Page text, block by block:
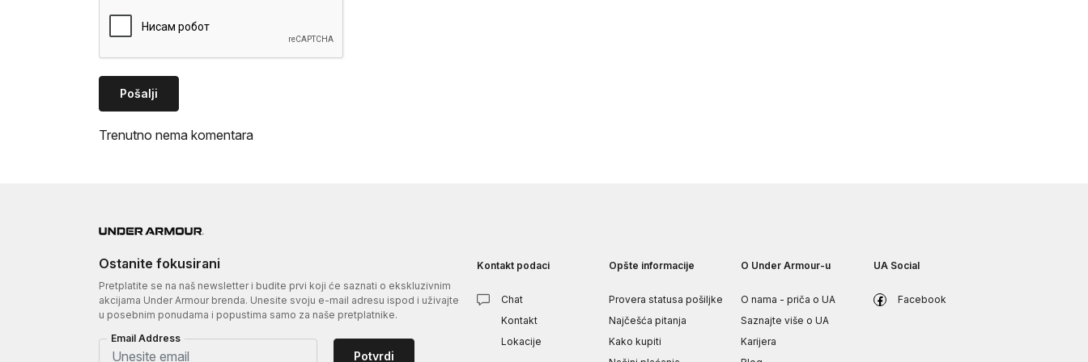
Pošalji
Trenutno nema komentara
Ostanite fokusirani
Pretplatite se na naš newsletter i budite prvi koji će saznati o ekskluzivnim
akcijama Under Armour brenda. Unesite svoju e-mail adresu ispod i uživajte
u posebnim ponudama i popustima samo za naše pretplatnike.
Email Address
Potvrdi
Kontakt podaci
Chat
Kontakt
Lokacije
Opšte informacije
Provera statusa pošiljke
Najčešća pitanja
Kako kupiti
O Under Armour-u
O nama - priča o UA
Saznajte više o UA
Karijera
UA Social
Facebook